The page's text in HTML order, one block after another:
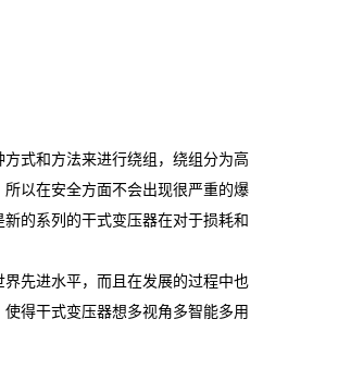
式和方法来进行绕组，绕组分为高
以在安全方面不会出现很严重的爆
的系列的干式变压器在对于损耗和
先进水平，而且在发展的过程中也
得干式变压器想多视角多智能多用